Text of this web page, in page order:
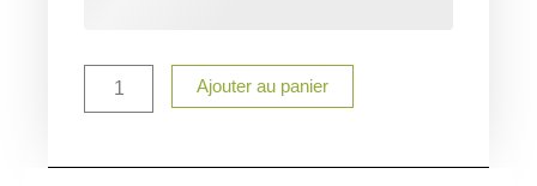
parrain
Ajouter au panier